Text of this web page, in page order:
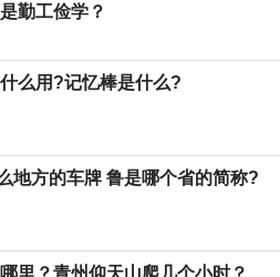
勤工俭学？
么用?记忆棒是什么?
地方的车牌 鲁是哪个省的简称?
里？青州仰天山爬几个小时？